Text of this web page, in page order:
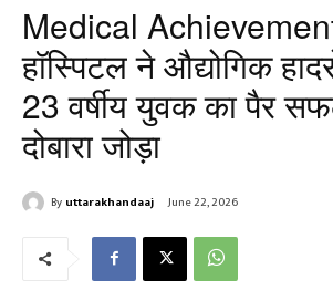
Medical
हॉस्पिटल ने औद्योगिक
23 वर्षीय युवक का पैर
दोबारा जोड़ा
By uttarakhandaaj June 22, 2026